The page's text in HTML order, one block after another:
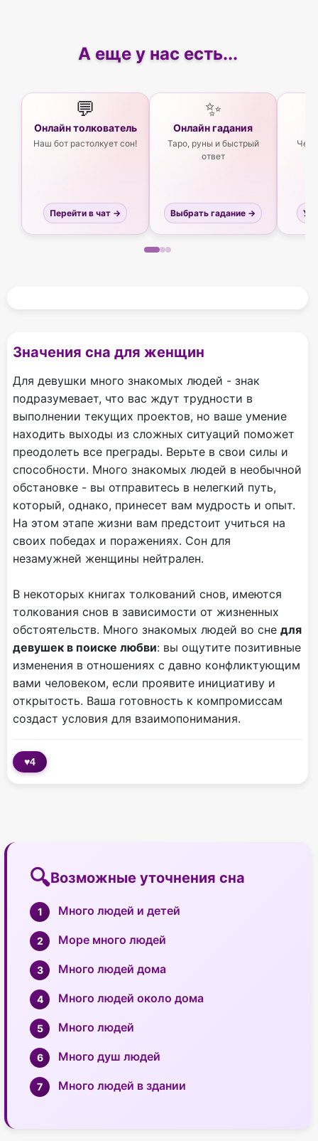
А еще у нас есть...
💬
Онлайн толкователь
Наш бот растолкует сон!
Перейти в чат →
✨
Онлайн гадания
Таро, руны и быстрый
ответ
Выбрать гадание →
Значения сна для женщин
Для девушки много знакомых людей - знак
подразумевает, что вас ждут трудности в
выполнении текущих проектов, но ваше умение
находить выходы из сложных ситуаций поможет
преодолеть все преграды. Верьте в свои силы и
способности. Много знакомых людей в необычной
обстановке - вы отправитесь в нелегкий путь,
который, однако, принесет вам мудрость и опыт.
На этом этапе жизни вам предстоит учиться на
своих победах и поражениях. Сон для
незамужней женщины нейтрален.
В некоторых книгах толкований снов, имеются
толкования снов в зависимости от жизненных
обстоятельств. Много знакомых людей во сне для
девушек в поиске любви: вы ощутите позитивные
изменения в отношениях с давно конфликтующим
вами человеком, если проявите инициативу и
открытость. Ваша готовность к компромиссам
создаст условия для взаимопонимания.
♥4
Возможные уточнения сна
Много людей и детей
Море много людей
Много людей дома
Много людей около дома
Много людей
Много душ людей
Много людей в здании